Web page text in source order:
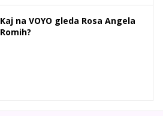
Kaj na VOYO gleda Rosa Angela
Romih?